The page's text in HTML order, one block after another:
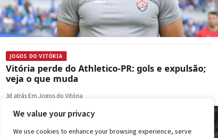
We value your privacy
We use cookies to enhance your browsing experience, serve
JOGOS DO VITÓRIA
Vitória perde do Athletico-PR: gols e expulsão;
veja o que muda
3d atrás·Em Jogos do Vitória